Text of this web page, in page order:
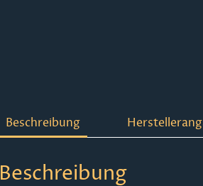
Beschreibung
Beschreibung